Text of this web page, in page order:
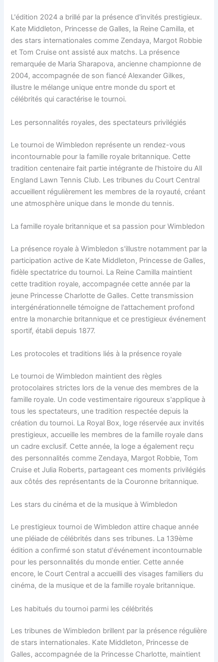
L'édition 2024 a brillé par la présence d'invités prestigieux.
Kate Middleton, Princesse de Galles, la Reine Camilla, et
des stars internationales comme Zendaya, Margot Robbie
et Tom Cruise ont assisté aux matchs. La présence
remarquée de Maria Sharapova, ancienne championne de
2004, accompagnée de son fiancé Alexander Gilkes,
illustre le mélange unique entre monde du sport et
célébrités qui caractérise le tournoi.
Les personnalités royales, des spectateurs privilégiés
Le tournoi de Wimbledon représente un rendez-vous
incontournable pour la famille royale britannique. Cette
tradition centenaire fait partie intégrante de l'histoire du All
England Lawn Tennis Club. Les tribunes du Court Central
accueillent régulièrement les membres de la royauté, créant
une atmosphère unique dans le monde du tennis.
La famille royale britannique et sa passion pour Wimbledon
La présence royale à Wimbledon s'illustre notamment par la
participation active de Kate Middleton, Princesse de Galles,
fidèle spectatrice du tournoi. La Reine Camilla maintient
cette tradition royale, accompagnée cette année par la
jeune Princesse Charlotte de Galles. Cette transmission
intergénérationnelle témoigne de l'attachement profond
entre la monarchie britannique et ce prestigieux événement
sportif, établi depuis 1877.
Les protocoles et traditions liés à la présence royale
Le tournoi de Wimbledon maintient des règles
protocolaires strictes lors de la venue des membres de la
famille royale. Un code vestimentaire rigoureux s'applique à
tous les spectateurs, une tradition respectée depuis la
création du tournoi. La Royal Box, loge réservée aux invités
prestigieux, accueille les membres de la famille royale dans
un cadre exclusif. Cette année, la loge a également reçu
des personnalités comme Zendaya, Margot Robbie, Tom
Cruise et Julia Roberts, partageant ces moments privilégiés
aux côtés des représentants de la Couronne britannique.
Les stars du cinéma et de la musique à Wimbledon
Le prestigieux tournoi de Wimbledon attire chaque année
une pléiade de célébrités dans ses tribunes. La 139ème
édition a confirmé son statut d'événement incontournable
pour les personnalités du monde entier. Cette année
encore, le Court Central a accueilli des visages familiers du
cinéma, de la musique et de la famille royale britannique.
Les habitués du tournoi parmi les célébrités
Les tribunes de Wimbledon brillent par la présence régulière
de stars internationales. Kate Middleton, Princesse de
Galles, accompagnée de la Princesse Charlotte, maintient